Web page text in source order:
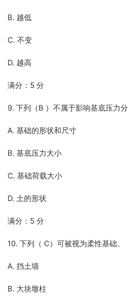
B. 越低
C. 不变
D. 越高
满分：5 分
9. 下列（B ）不属于影响基底压力分
A. 基础的形状和尺寸
B. 基底压力大小
C. 基础荷载大小
D. 土的形状
满分：5 分
10. 下列（ C）可被视为柔性基础。
A. 挡土墙
B. 大块墩柱